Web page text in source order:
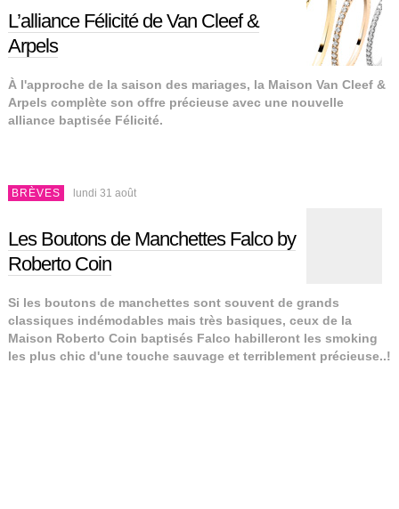
L’alliance Félicité de Van Cleef &
Arpels
À l'approche de la saison des mariages, la Maison Van Cleef &
Arpels complète son offre précieuse avec une nouvelle
alliance baptisée Félicité.
BRÈVES lundi 31 août
Les Boutons de Manchettes Falco by
Roberto Coin
Si les boutons de manchettes sont souvent de grands
classiques indémodables mais très basiques, ceux de la
Maison Roberto Coin baptisés Falco habilleront les smoking
les plus chic d'une touche sauvage et terriblement précieuse..!